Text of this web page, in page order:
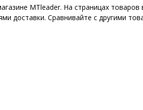
MTleader. На страницах
доставки. Сравнивайте с другими